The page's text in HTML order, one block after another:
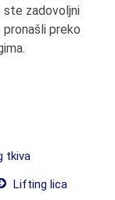
ste zadovoljni
preko
tkiva
Lifting lica